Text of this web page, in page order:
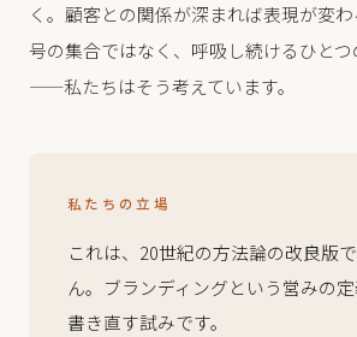
く。顧客との関係が深まれば表現が変
号の集合ではなく、呼吸し続けるひと
——私たちはそう考えています。
私たちの立場
これは、20世紀の方法論の改良版
ん。ブランディングという営みの
書き直す試みです。